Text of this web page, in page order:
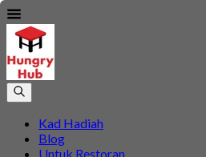
Kad Hadiah
Blog
Untuk Restoran